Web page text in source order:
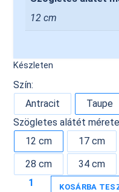
12 cm
Készleten
Szín:
Antracit
Taupe
Szögletes alátét
12 cm
17 cm
28 cm
34 cm
KOSÁRBA